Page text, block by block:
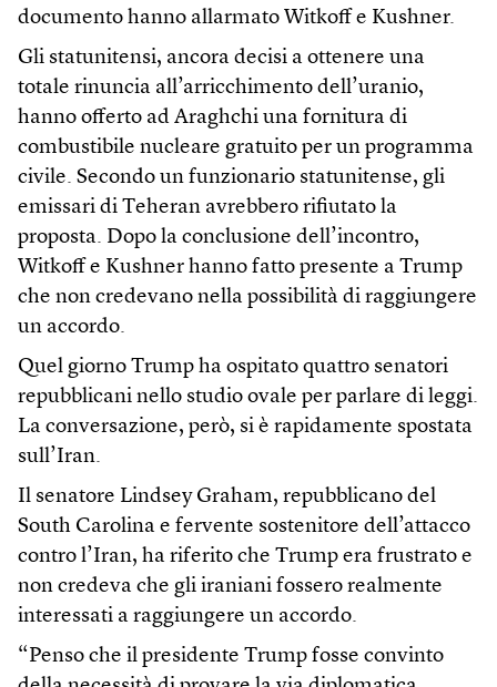
documento hanno allarmato Witkoff e Kushner.
Gli statunitensi, ancora decisi a ottenere una
totale rinuncia all’arricchimento dell’uranio,
hanno offerto ad Araghchi una fornitura di
combustibile nucleare gratuito per un programma
civile. Secondo un funzionario statunitense, gli
emissari di Teheran avrebbero rifiutato la
proposta. Dopo la conclusione dell’incontro,
Witkoff e Kushner hanno fatto presente a Trump
che non credevano nella possibilità di raggiungere
un accordo.
Quel giorno Trump ha ospitato quattro senatori
repubblicani nello studio ovale per parlare di leggi.
La conversazione, però, si è rapidamente spostata
sull’Iran.
Il senatore Lindsey Graham, repubblicano del
South Carolina e fervente sostenitore dell’attacco
contro l’Iran, ha riferito che Trump era frustrato e
non credeva che gli iraniani fossero realmente
interessati a raggiungere un accordo.
“Penso che il presidente Trump fosse convinto